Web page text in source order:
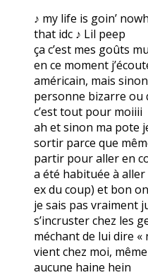
♪ my life is goin’
that idc ♪ Lil peep
ça c’est mes goûts
en ce moment
américain, mais
personne bizarre ou
c’est tout pour moiiii
ah et sinon ma pote
sortir parce que
partir pour aller en
a été habituée à
ex du coup) et bon
je sais pas vraiment
s’incruster chez les
méchant de lui dire
vient chez moi,
aucune haine hein